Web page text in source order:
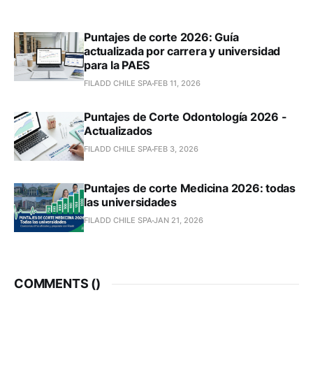
Puntajes de corte 2026: Guía
actualizada por carrera y universidad
para la PAES
FILADD CHILE SPA FEB 11, 2026
Puntajes de Corte Odontología 2026 -
Actualizados
FILADD CHILE SPA FEB 3, 2026
Puntajes de corte Medicina 2026: todas
las universidades
FILADD CHILE SPAJAN 21, 2026
COMMENTS ()